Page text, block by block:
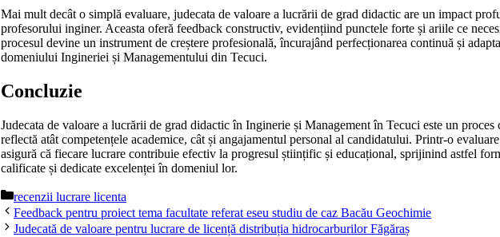
Mai mult decât o simplă evaluare, judecata de valoare a lucrării de grad didactic are un impact
profesorului inginer. Aceasta oferă feedback constructiv, evidențiind punctele forte și ariile ce
procesul devine un instrument de creștere profesională, încurajând perfecționarea continuă și
domeniului Ingineriei și Managementului din Tecuci.
Concluzie
Judecata de valoare a lucrării de grad didactic în Inginerie și Management în Tecuci este un proces
reflectă atât competențele academice, cât și angajamentul personal al candidatului. Printr-o
asigură că fiecare lucrare contribuie efectiv la progresul științific și educațional, sprijinind astfel
calificate și dedicate excelenței în domeniul lor.
Categorii
recenzii lucrare licenta
Feedback pentru proiect tema facultate referat eseu studiu de caz Bacău Geochimie
Judecată de valoare pentru lucrare de licență distribuția hidrocarburilor Făgăraș